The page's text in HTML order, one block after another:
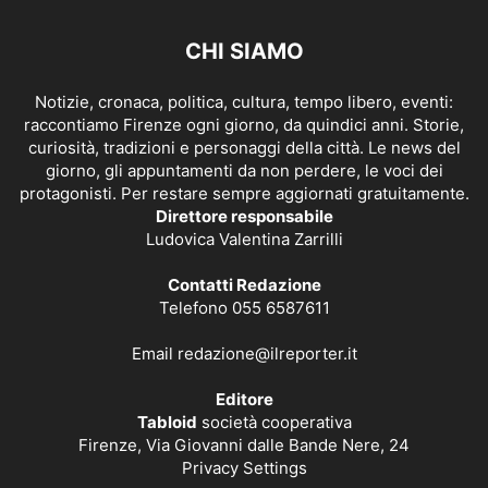
CHI SIAMO
Notizie, cronaca, politica, cultura, tempo libero, eventi:
raccontiamo Firenze ogni giorno, da quindici anni. Storie,
curiosità, tradizioni e personaggi della città. Le news del
giorno, gli appuntamenti da non perdere, le voci dei
protagonisti. Per restare sempre aggiornati gratuitamente.
Direttore responsabile
Ludovica Valentina Zarrilli
Contatti Redazione
Telefono 055 6587611
Email redazione@ilreporter.it
Editore
Tabloid società cooperativa
Firenze, Via Giovanni dalle Bande Nere, 24
Privacy Settings